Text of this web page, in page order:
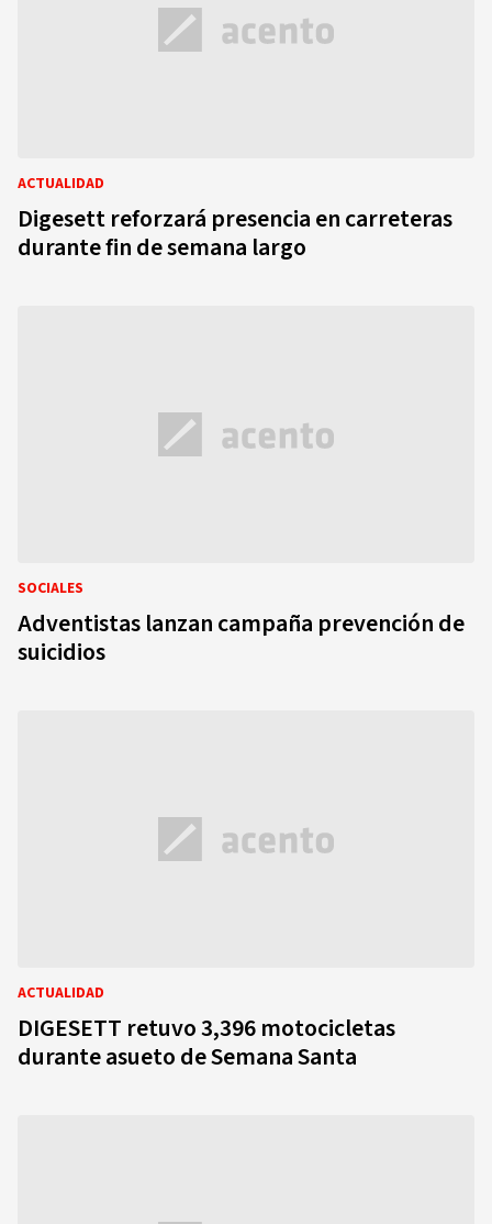
ACTUALIDAD
Digesett reforzará presencia en carreteras
durante fin de semana largo
SOCIALES
Adventistas lanzan campaña prevención de
suicidios
ACTUALIDAD
DIGESETT retuvo 3,396 motocicletas
durante asueto de Semana Santa